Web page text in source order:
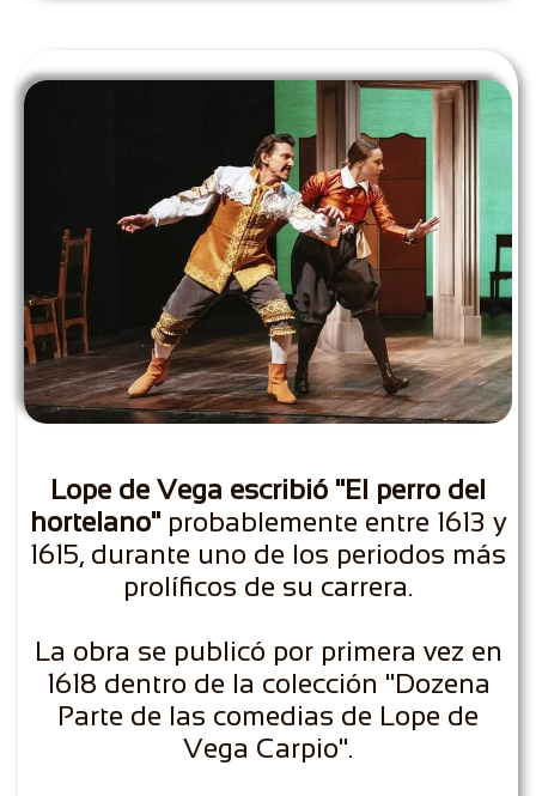
Lope de Vega escribió "El perro del
hortelano"probablemente entre 1613 y
1615, durante uno de los periodos más
prolíficos de su carrera.
La obra se publicó por primera vez en
1618 dentro de la colección "Dozena
Parte de las comedias de Lope de
Vega Carpio".